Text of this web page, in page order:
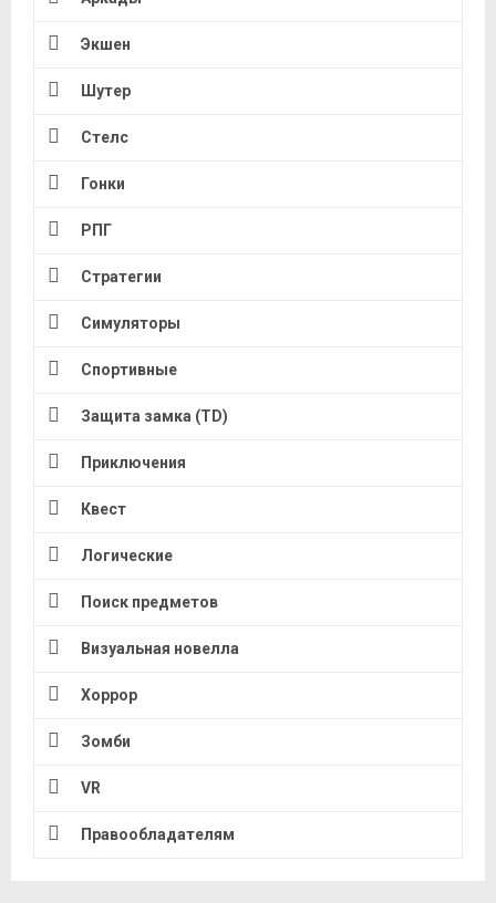
Экшен
Шутер
Стелс
Гонки
РПГ
Стратегии
Симуляторы
Спортивные
Защита замка (TD)
Приключения
Квест
Логические
Поиск предметов
Визуальная новелла
Хоррор
Зомби
VR
Правообладателям